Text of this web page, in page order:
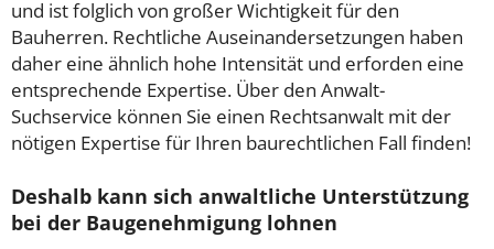
und ist folglich von großer Wichtigkeit für den
Bauherren. Rechtliche Auseinandersetzungen haben
daher eine ähnlich hohe Intensität und erforden eine
entsprechende Expertise. Über den Anwalt-
Suchservice können Sie einen Rechtsanwalt mit der
nötigen Expertise für Ihren baurechtlichen Fall finden!
Deshalb kann sich anwaltliche Unterstützung
bei der Baugenehmigung lohnen